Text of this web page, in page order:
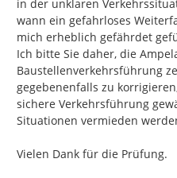
in der unklaren
wann ein gefahrloses
mich erheblich gefährdet
Ich bitte Sie daher, die
Baustellenverkehrsführung
gegebenenfalls zu
sichere Verkehrsführung
Situationen vermieden
Vielen Dank für die Prüfung.